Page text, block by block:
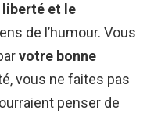
et le
de l’humour. Vous
votre bonne
vous ne faites pas
penser de